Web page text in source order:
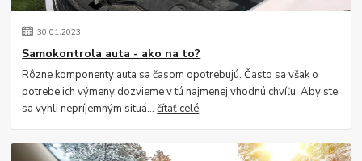
30.01.2023
Samokontrola auta - ako na to?
Rôzne komponenty auta sa časom opotrebujú. Často sa však o
potrebe ich výmeny dozvieme v tú najmenej vhodnú chvíľu. Aby ste
sa vyhli nepríjemným situá...čítať celé